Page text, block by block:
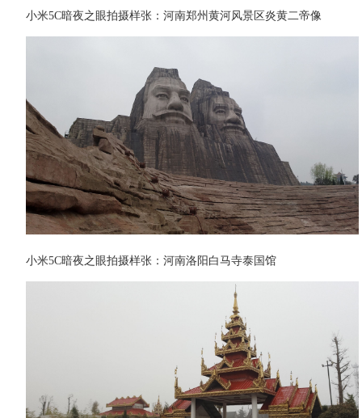
小米5C暗夜之眼拍摄样张：河南郑州黄河风景区炎黄二帝像
小米5C暗夜之眼拍摄样张：河南洛阳白马寺泰国馆